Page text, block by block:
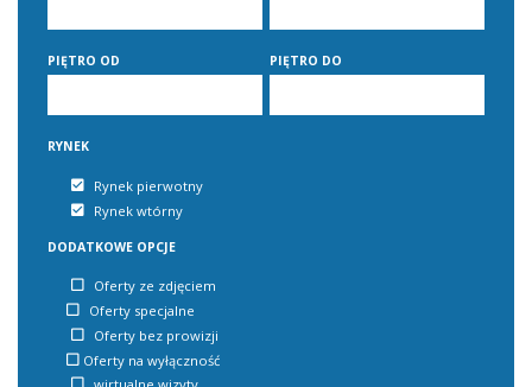
PIĘTRO OD PIĘTRO DO
RYNEK
Rynek pierwotny
Rynek wtórny
DODATKOWE OPCJE
Oferty ze zdjęciem
Oferty specjalne
Oferty bez prowizji
Oferty na wyłączność